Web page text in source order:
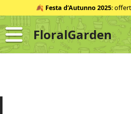
al
contenuto
ID
🍂 Festa d’Autunno 2025:
FloralGarden